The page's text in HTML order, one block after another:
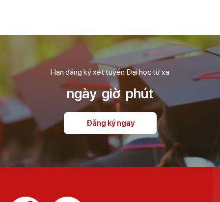
Hạn đăng ký xét tuyển Đại học từ xa
ngày giờ phút
Đăng ký ngay